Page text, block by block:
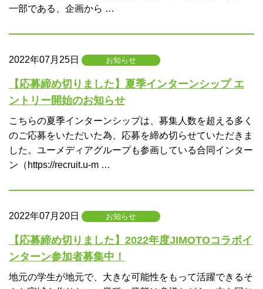
一部である、企画から …
2022年07月25日 お知らせ
【応募締め切りました】夏季インターンシップ エ
ントリー開始のお知らせ
こちらの夏季インターンシップは、募集人数を超える多く
のご応募をいただいた為、応募を締め切らせていただきま
した。ユーメディアグループも参画している合同インター
ン（https://recruit.u-m …
2022年07月20日 お知らせ
【応募締め切りました】2022年度JIMOTOコラボイ
ンターン参加者募集中！
地元の学生が地元で、大きな可能性をもって活躍できるそ